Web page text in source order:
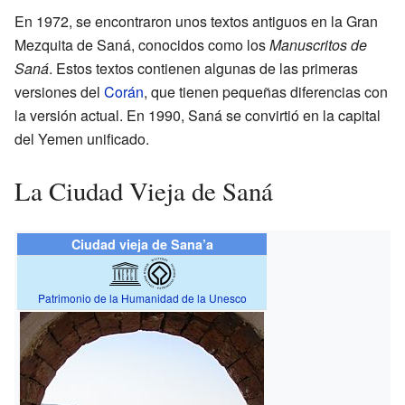
En 1972, se encontraron unos textos antiguos en la Gran
Mezquita de Saná, conocidos como losManuscritos de
Saná. Estos textos contienen algunas de las primeras
versiones del Corán, que tienen pequeñas diferencias con
la versión actual. En 1990, Saná se convirtió en la capital
del Yemen unificado.
La Ciudad Vieja de Saná
Ciudad vieja de Sana’a
Patrimonio de la Humanidad de la Unesco